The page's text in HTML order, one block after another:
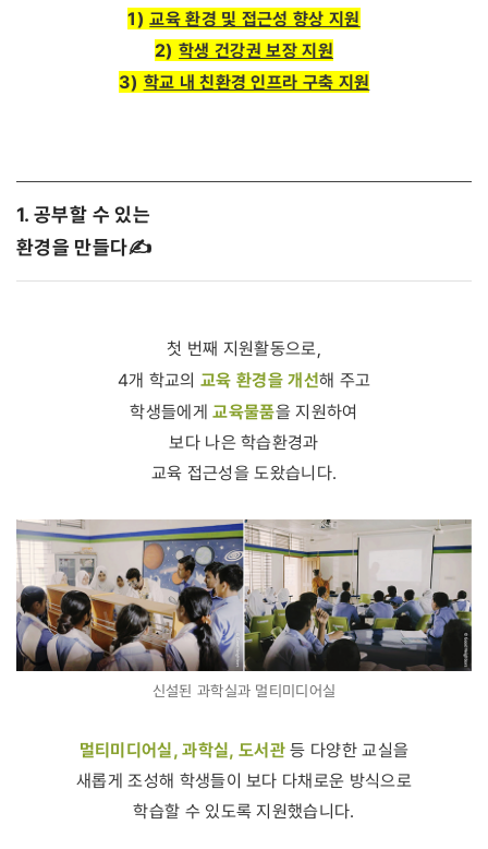
1)교육 환경 및 접근성 향상 지원
2)학생 건강권 보장 지원
3) 학교 내 친환경 인프라 구축 지원
1. 공부할 수 있는
환경을 만들다 ✍
첫 번째 지원활동으로,
4개 학교의교육 환경을 개선해 주고
학생들에게교육물품을 지원하여
보다 나은 학습환경과
교육 접근성을 도왔습니다.
신설된 과학실과 멀티미디어실
멀티미디어실, 과학실, 도서관등 다양한 교실을
새롭게 조성해 학생들이 보다 다채로운 방식으로
학습할 수 있도록 지원했습니다.